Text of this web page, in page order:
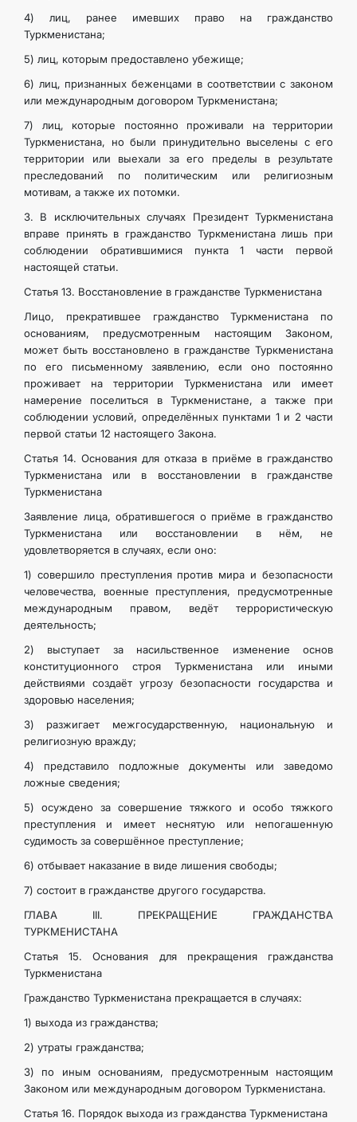
4) лиц, ранее имевших право на гражданство
Туркменистана;
5) лиц, которым предоставлено убежище;
6) лиц, признанных беженцами в соответствии с законом
или международным договором Туркменистана;
7) лиц, которые постоянно проживали на территории
Туркменистана, но были принудительно выселены с его
территории или выехали за его пределы в результате
преследований по политическим или религиозным
мотивам, а также их потомки.
3. В исключительных случаях Президент Туркменистана
вправе принять в гражданство Туркменистана лишь при
соблюдении обратившимися пункта 1 части первой
настоящей статьи.
Статья 13. Восстановление в гражданстве Туркменистана
Лицо, прекратившее гражданство Туркменистана по
основаниям, предусмотренным настоящим Законом,
может быть восстановлено в гражданстве Туркменистана
по его письменному заявлению, если оно постоянно
проживает на территории Туркменистана или имеет
намерение поселиться в Туркменистане, а также при
соблюдении условий, определённых пунктами 1 и 2 части
первой статьи 12 настоящего Закона.
Статья 14. Основания для отказа в приёме в гражданство
Туркменистана или в восстановлении в гражданстве
Туркменистана
Заявление лица, обратившегося о приёме в гражданство
Туркменистана или восстановлении в нём, не
удовлетворяется в случаях, если оно:
1) совершило преступления против мира и безопасности
человечества, военные преступления, предусмотренные
международным правом, ведёт террористическую
деятельность;
2) выступает за насильственное изменение основ
конституционного строя Туркменистана или иными
действиями создаёт угрозу безопасности государства и
здоровью населения;
3) разжигает межгосударственную, национальную и
религиозную вражду;
4) представило подложные документы или заведомо
ложные сведения;
5) осуждено за совершение тяжкого и особо тяжкого
преступления и имеет неснятую или непогашенную
судимость за совершённое преступление;
6) отбывает наказание в виде лишения свободы;
7) состоит в гражданстве другого государства.
ГЛАВА III. ПРЕКРАЩЕНИЕ ГРАЖДАНСТВА
ТУРКМЕНИСТАНА
Статья 15. Основания для прекращения гражданства
Туркменистана
Гражданство Туркменистана прекращается в случаях:
1) выхода из гражданства;
2) утраты гражданства;
3) по иным основаниям, предусмотренным настоящим
Законом или международным договором Туркменистана.
Статья 16. Порядок выхода из гражданства Туркменистана